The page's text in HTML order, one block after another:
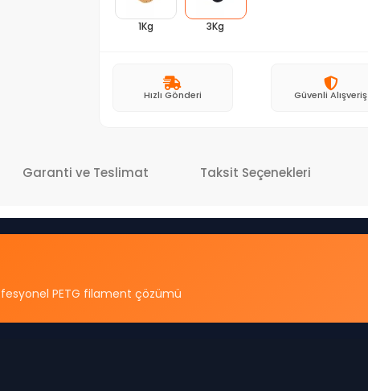
1Kg 3Kg
Hızlı Gönderi Güvenli Alışveriş
Garanti ve Teslimat Taksit Seçenekleri
PETG filament çözümü